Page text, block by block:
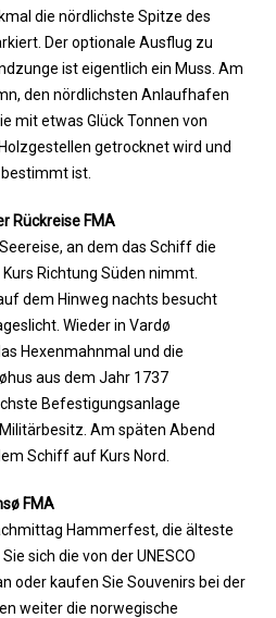
die nördlichste Spitze des
Der optionale Ausflug zu
ist eigentlich ein Muss. Am
den nördlichsten Anlaufhafen
mit etwas Glück Tonnen von
getrocknet wird und
ist.
Rückreise FMA
an dem das Schiff die
Richtung Süden nimmt.
dem Hinweg nachts besucht
Wieder in Vardø
Hexenmahnmal und die
aus dem Jahr 1737
Befestigungsanlage
Am späten Abend
Schiff auf Kurs Nord.
FMA
Hammerfest, die älteste
sich die von der UNESCO
oder kaufen Sie Souvenirs bei der
weiter die norwegische